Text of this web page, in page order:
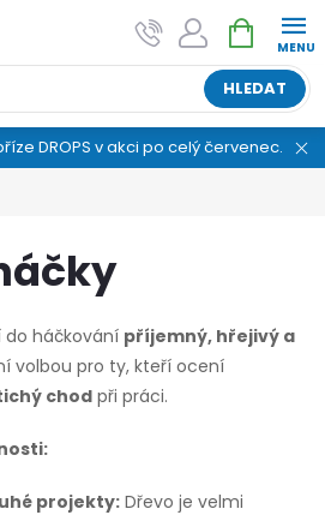
HLEDAT
NÁKUPNÍ
KOŠÍK
DROPS v akci po celý červenec.
do háčkování příjemný, hřejivý a
volbou pro ty, kteří ocení
chodpři práci.
projekty: Dřevo je velmi
"pani Klubíčková" –
než osmiletou tradicí a máme pro
než 25 tisíc produktů. Vše skladem,